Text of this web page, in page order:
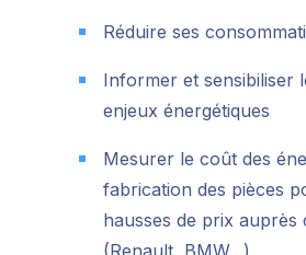
Réduire ses
Informer et sensibiliser
enjeux énergétiques
Mesurer le coût des
fabrication des pièces
hausses de prix auprès
(Renault, BMW…)